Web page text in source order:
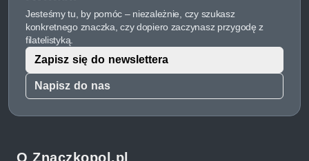
Jesteśmy tu, by pomóc – niezależnie, czy szukasz
konkretnego znaczka, czy dopiero zaczynasz przygodę z
filatelistyką.
Napisz do nas
Zapisz się do newslettera
O Znaczkopol.pl